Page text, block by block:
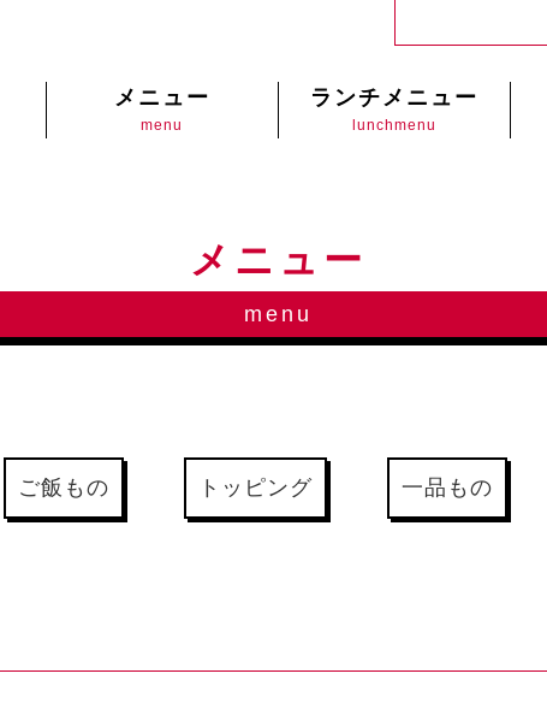
メニュー
menu
ランチメニュー
lunchmenu
メニュー
menu
ご飯もの トッピング 一品もの